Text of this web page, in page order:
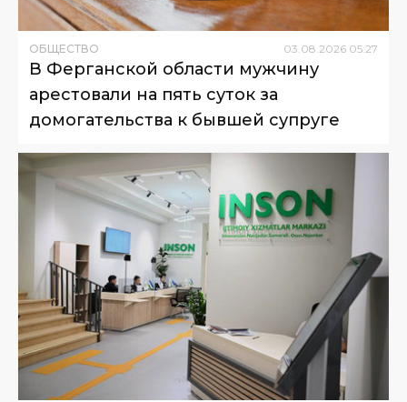
ОБЩЕСТВО 03.08.2026 05:27
В Ферганской области мужчину
арестовали на пять суток за
домогательства к бывшей супруге